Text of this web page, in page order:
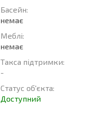
Баcейн:
немає
Меблі:
немає
Такса підтримки:
-
Статус об'єкта:
Доступний